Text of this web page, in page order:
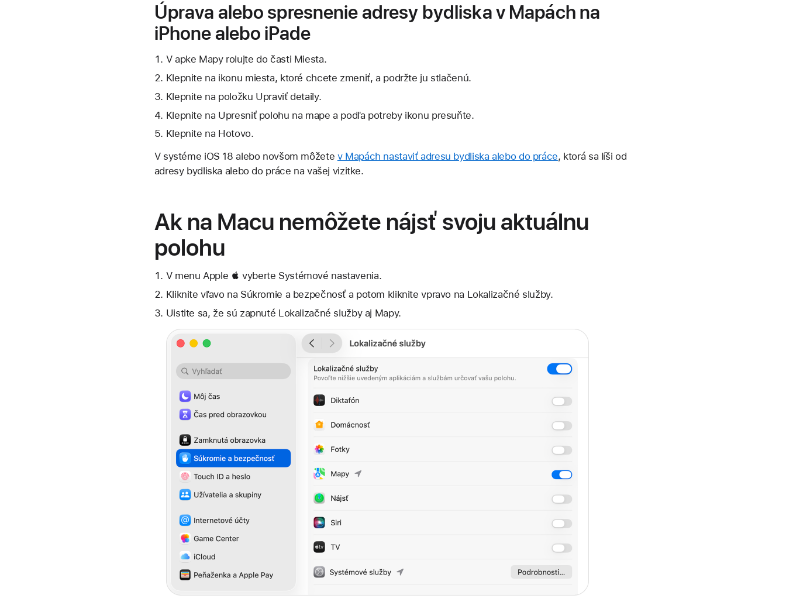
Úprava alebo spresnenie adresy bydliska v Mapách na
iPhone alebo iPade
V apke Mapy rolujte do časti Miesta.
Klepnite na ikonu miesta, ktoré chcete zmeniť, a podržte ju stlačenú.
Klepnite na položku Upraviť detaily.
Klepnite na Upresniť polohu na mape a podľa potreby ikonu presuňte.
Klepnite na Hotovo.
V systéme iOS 18 alebo novšom môžete v Mapách nastaviť adresu bydliska alebo do práce, ktorá sa líši od
adresy bydliska alebo do práce na vašej vizitke.
Ak na Macu nemôžete nájsť svoju aktuálnu
polohu
V menu Apple  vyberte Systémové nastavenia.
Kliknite vľavo na Súkromie a bezpečnosť a potom kliknite vpravo na Lokalizačné služby.
Uistite sa, že sú zapnuté Lokalizačné služby aj Mapy.